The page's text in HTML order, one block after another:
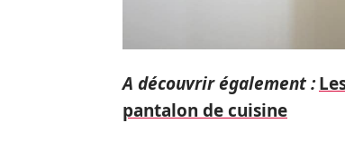
A découvrir également :
pantalon de cuisine